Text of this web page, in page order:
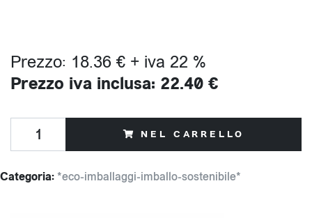
Prezzo: 18.36 € + iva 22 %
Prezzo iva inclusa: 22.40 €
NEL CARRELLO
Categoria: *eco-imballaggi-imballo-sostenibile*